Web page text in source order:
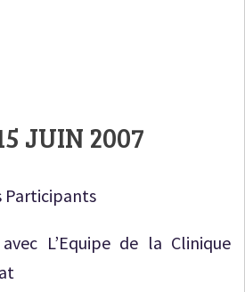
JUIN 2007
Participants
L’Equipe de la Clinique